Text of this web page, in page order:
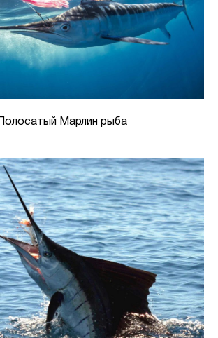
Полосатый Марлин рыба